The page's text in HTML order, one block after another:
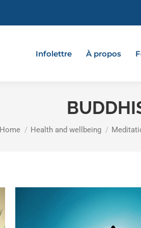
Infolettre À propos
You are here:
Home Health and wellbeing